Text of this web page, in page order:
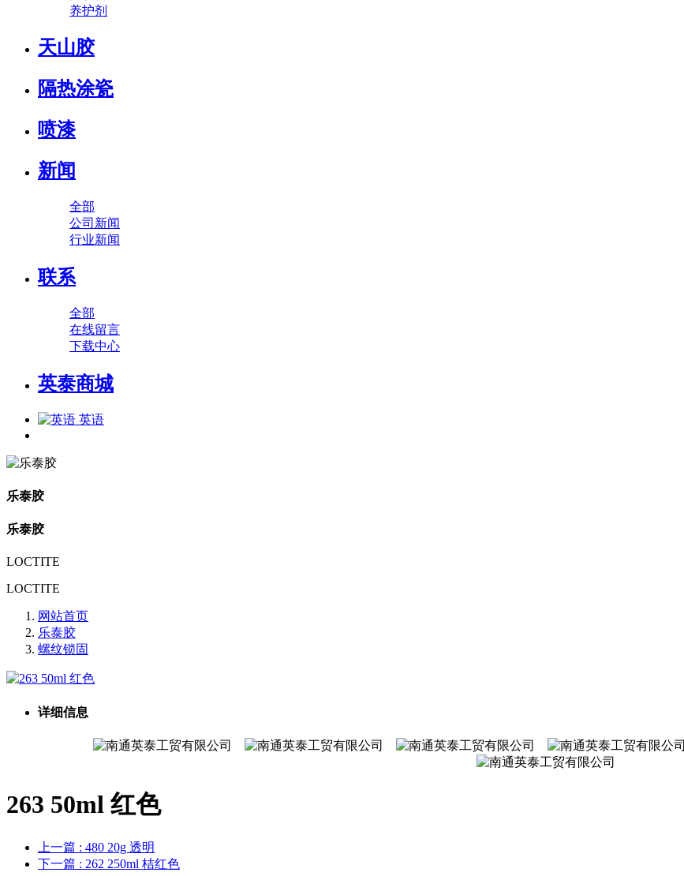
养护剂
天山胶
隔热涂瓷
喷漆
新闻
全部
公司新闻
行业新闻
联系
全部
在线留言
下载中心
英泰商城
英语
乐泰胶
乐泰胶
LOCTITE
LOCTITE
网站首页
乐泰胶
螺纹锁固
详细信息
263 50ml 红色
上一篇 : 480 20g 透明
下一篇 : 262 250ml 桔红色